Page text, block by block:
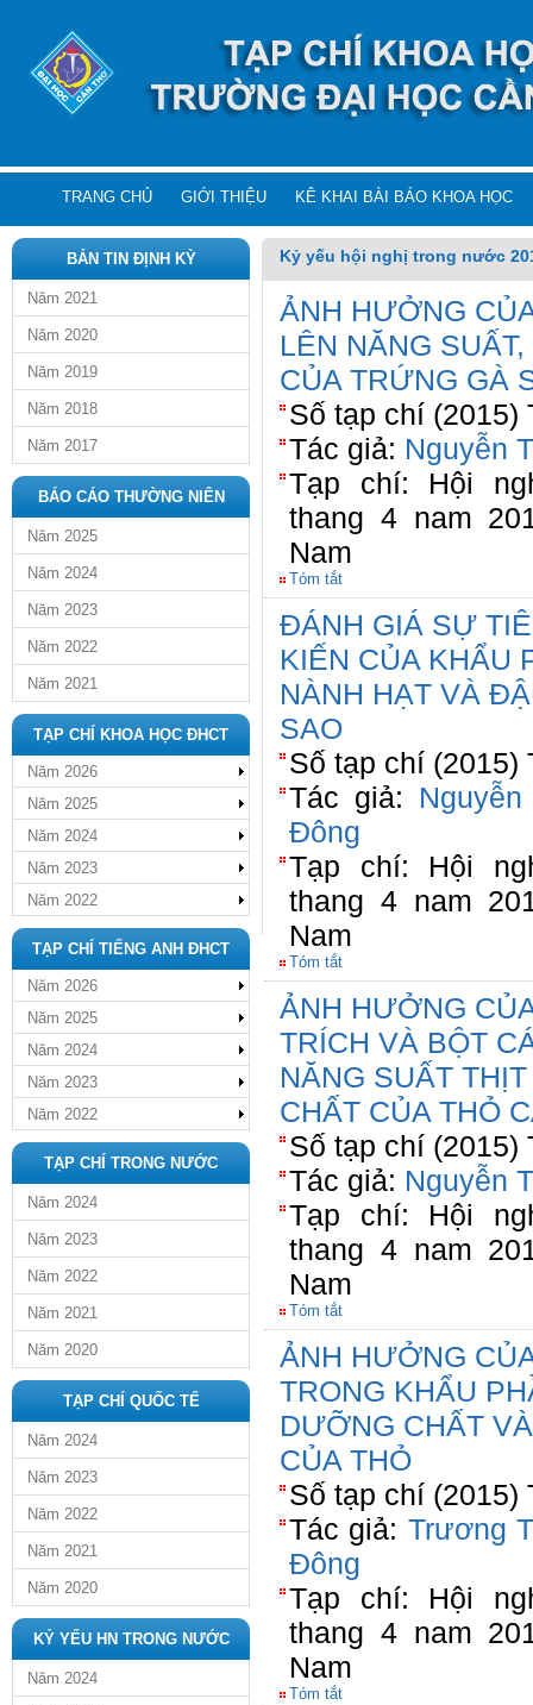
TRANG CHỦ GIỚI THIỆU KÊ KHAI BÀI BÁO KHOA HỌC
BẢN TIN ĐỊNH KỲ
Năm 2021
Năm 2020
Năm 2019
Năm 2018
Năm 2017
BÁO CÁO THƯỜNG NIÊN
Năm 2025
Năm 2024
Năm 2023
Năm 2022
Năm 2021
TẠP CHÍ KHOA HỌC ĐHCT
Năm 2026
Năm 2025
Năm 2024
Năm 2023
Năm 2022
TẠP CHÍ TIẾNG ANH ĐHCT
Năm 2026
Năm 2025
Năm 2024
Năm 2023
Năm 2022
TẠP CHÍ TRONG NƯỚC
Năm 2024
Năm 2023
Năm 2022
Năm 2021
Năm 2020
TẠP CHÍ QUỐC TẾ
Năm 2024
Năm 2023
Năm 2022
Năm 2021
Năm 2020
KỶ YẾU HN TRONG NƯỚC
Năm 2024
Kỷ yếu hội nghị trong nước
ẢNH HƯỞNG
LÊN NĂNG
CỦA TRỨNG GÀ
Số tạp chí (2015)
Tác giả: Nguyễn
Tạp chí: Hội
thang 4 nam
Nam
Tóm tắt
ĐÁNH GIÁ SỰ
KIẾN CỦA KHẨU
NÀNH HẠT VÀ
SAO
Số tạp chí (2015)
Tác giả:
Đông
Tạp chí: Hội
thang 4 nam
Nam
Tóm tắt
ẢNH HƯỞNG
TRÍCH VÀ BỘT
NĂNG SUẤT
CHẤT CỦA THỎ
Số tạp chí (2015)
Tác giả: Nguyễn
Tạp chí: Hội
thang 4 nam
Nam
Tóm tắt
ẢNH HƯỞNG
TRONG KHẨU
DƯỠNG CHẤT
CỦA THỎ
Số tạp chí (2015)
Tác giả: Trương
Đông
Tạp chí: Hội
thang 4 nam
Nam
Tóm tắt